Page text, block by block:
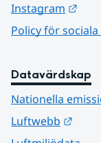
Instagram
Policy för
Datavärdskap
Nationella
Luftwebb